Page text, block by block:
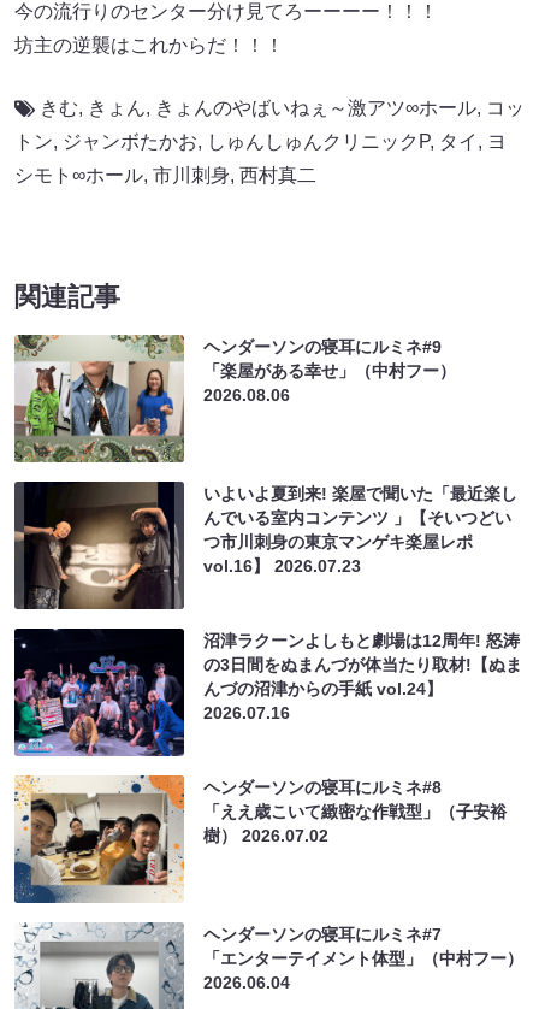
今の流行りのセンター分け見てろーーーー！！！
坊主の逆襲はこれからだ！！！
きむ, きょん, きょんのやばいねぇ～激アツ∞ホール, コッ
トン, ジャンボたかお, しゅんしゅんクリニックP, タイ , ヨ
シモト∞ホール, 市川刺身, 西村真二
関連記事
ヘンダーソンの寝耳にルミネ#9
「楽屋がある幸せ」（中村フー）
2026.08.06
いよいよ夏到来! 楽屋で聞いた「最近楽し
んでいる室内コンテンツ 」【そいつどい
つ市川刺身の東京マンゲキ楽屋レポ
vol.16】2026.07.23
沼津ラクーンよしもと劇場は12周年! 怒涛
の3日間をぬまんづが体当たり取材!【ぬま
んづの沼津からの手紙 vol.24】
2026.07.16
ヘンダーソンの寝耳にルミネ#8
「ええ歳こいて緻密な作戦型」（子安裕
樹）2026.07.02
ヘンダーソンの寝耳にルミネ#7
「エンターテイメント体型」（中村フー）
2026.06.04